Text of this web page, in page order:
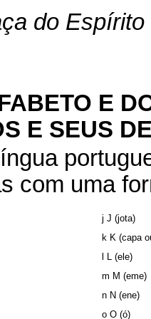
do
E
E SEUS
com uma
j J (jota)
k K (capa
l L (ele)
m M (eme)
n N (ene)
o O (ó)